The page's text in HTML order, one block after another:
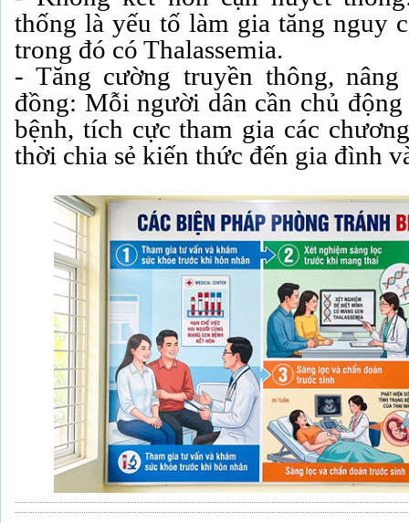
thống là yếu tố làm gia tăng nguy
trong đó có Thalassemia.
- Tăng cường truyền thông,
đồng: Mỗi người dân cần chủ
bệnh, tích cực tham gia các
thời chia sẻ kiến thức đến gia đình